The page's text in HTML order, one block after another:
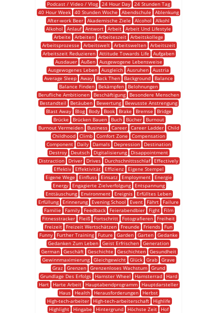
Podcast / Video / Vlog 24 Hour Day 24 Stunden Tag
40 Hour Week 40 Stunden Woche Abendschule
Ablenkung
After-work Beer Akademische Ziele Alcohol
Alkohl
Alkohol
Anlauf Antwort Arbeit Arbeit Und Lifestyle
Arbeite
Arbeiten Arbeiteszeit Arbeitskollege
Arbeitsprozesse
Arbeitswelt Arbeitswelten
Arbeitszeit
Arbeitszeit Reduzieren Attitude Towards Life
Aufgaben
Ausdauer
Außen
Ausgewogene Lebensweise
Ausgewogenes Leben Ausgleich Ausruhen Austria
Average Sleep Away Back Then Background
Balance
Balance Finden
Bekämpfen
Belohnungen
Berufliche Ambitionen
Beschäftigung
Besondere Menschen
Bestandteil
Betäuben Bewertung
Bewusste Anstrengung
Blast Away
Blog Body Book Brake Bremse
Bridge
Brücke
Brücken Bauen Buch Bücher
Burnout
Burnout Vermeiden
Business Career Career Ladder
Child
Childhood
Climb Comfort Zone
Compensation
Component
Daily Damals Depression
Destination
Destroy
Deutsch Digitalisierung
Disappointment
Distraction
Driver Drives Durchschnittsschlaf
Effectively
Effektiv
Effektivität Effizienz
Eigene Stempel
Eigene Wege
Einfluss Einsatz Employment
Energie
Energy
Engagierte Zielverfolgung
Entspannung
Enttäuschung
Environment Ereignis
Erfülltes Leben
Erfüllung
Erinnerung Evening School Event Fährt
Failure
Familie
Family Feedback Feierabendbier Fight
Film
Fitnesstracker
Fleiß Fortschritt Fotografieren
Freiheit
Freizeit
Freizeit Wertschätzen Freunde Friends
Fun
Funny
Further Training Future Garden Garten Gedanke
Gedanken Zum Leben Geist Erfrischen Generation
German
Geschäft Geschichte Geschichten
Gesundheit
Gewinnmaximierung Gleichgewicht Glück Grab Grave
Graz
Grenzen Grenzenloses Wachstum
Grund
Grundlage Des Erfolgs
Hamster Wheel Hamsterrad
Hard
Hart
Harte Arbeit Hauptabendprogramm
Hauptdarsteller
Haus
Health Herausforderungen
Herbst
High-tech-arbeiter
High-tech-arbeiterschaft
Highlife
Highlight
Hingabe Hintergrund Höchste Zeit
Hof